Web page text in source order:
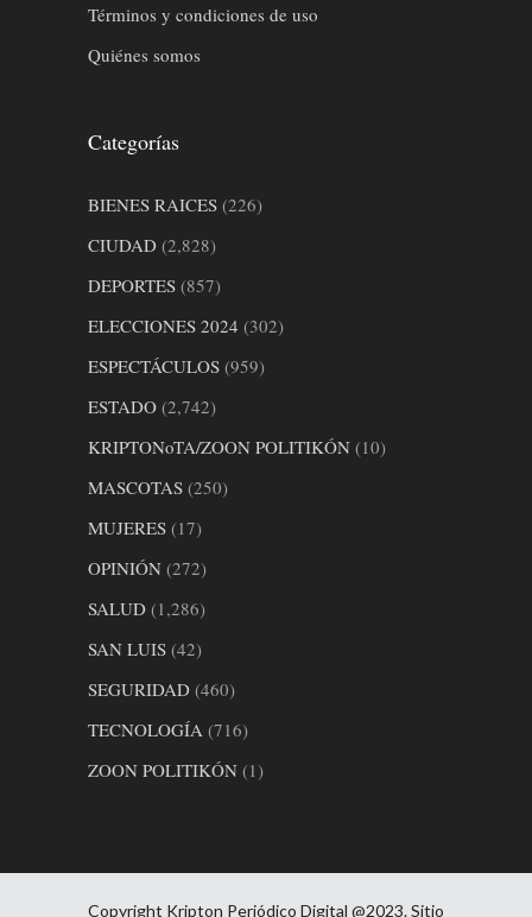
Términos y condiciones de uso
Quiénes somos
Categorías
BIENES RAICES (226)
CIUDAD (2,828)
DEPORTES (857)
ELECCIONES 2024 (302)
ESPECTÁCULOS (959)
ESTADO (2,742)
KRIPTONoTA/ZOON POLITIKÓN (10)
MASCOTAS (250)
MUJERES (17)
OPINIÓN (272)
SALUD (1,286)
SAN LUIS (42)
SEGURIDAD (460)
TECNOLOGÍA (716)
ZOON POLITIKÓN (1)
Copyright Kripton Periódico Digital @2023. Sitio